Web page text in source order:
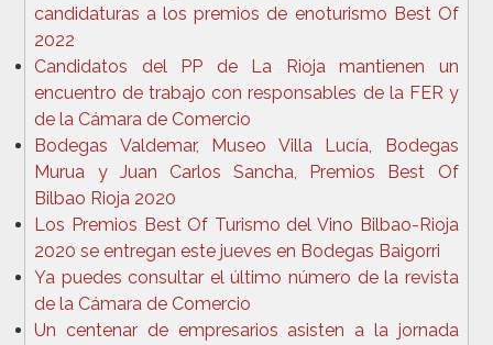
candidaturas a los premios de enoturismo Best Of
2022
Candidatos del PP de La Rioja mantienen un
encuentro de trabajo con responsables de la FER y
de la Cámara de Comercio
Bodegas Valdemar, Museo Villa Lucía, Bodegas
Murua y Juan Carlos Sancha, Premios Best Of
Bilbao Rioja 2020
Los Premios Best Of Turismo del Vino Bilbao-Rioja
2020 se entregan este jueves en Bodegas Baigorri
Ya puedes consultar el último número de la revista
de la Cámara de Comercio
Un centenar de empresarios asisten a la jornada